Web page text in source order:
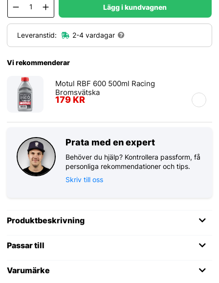
Lägg i kundvagnen
Leveranstid: 2-4 vardagar
Vi rekommenderar
Motul RBF 600 500ml Racing
Bromsvätska
179 KR
Prata med en expert
Behöver du hjälp? Kontrollera passform, få
personliga rekommendationer och tips.
Skriv till oss
Produktbeskrivning
Passar till
Varumärke